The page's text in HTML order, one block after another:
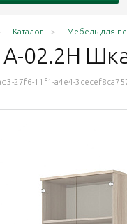
Каталог Мебель для
А-02.2Н
27f6-11f1-a4e4-